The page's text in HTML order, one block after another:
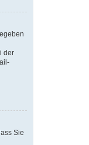
der
Sie